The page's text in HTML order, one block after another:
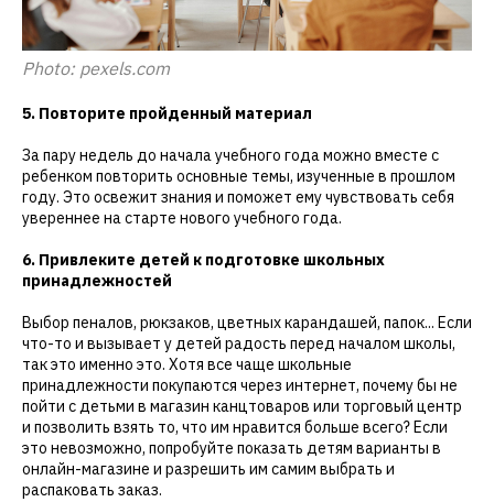
Photo: pexels.com
5. Повторите пройденный материал
За пару недель до начала учебного года можно вместе с
ребенком повторить основные темы, изученные в прошлом
году. Это освежит знания и поможет ему чувствовать себя
увереннее на старте нового учебного года.
6. Привлеките детей к подготовке школьных
принадлежностей
Выбор пеналов, рюкзаков, цветных карандашей, папок... Если
что-то и вызывает у детей радость перед началом школы,
так это именно это. Хотя все чаще школьные
принадлежности покупаются через интернет, почему бы не
пойти с детьми в магазин канцтоваров или торговый центр
и позволить взять то, что им нравится больше всего? Если
это невозможно, попробуйте показать детям варианты в
онлайн-магазине и разрешить им самим выбрать и
распаковать заказ.